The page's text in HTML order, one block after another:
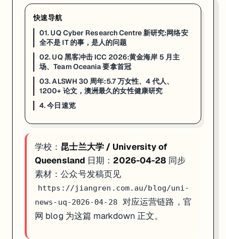
：澳洲女性健康纵向研究（ALSWH）4 月 22 日满 30 周年。
澳洲女性健康纵向研究（Australian Longitudinal Study on Women's
UQ 这边的负责人是 Professor Gita Mishra AO，她在 ALSWH 启动那
对走 Public Health / Epidemiology / Health Sciences 方向的学生，
来源：UQ News · 2026-04-22
4. 今日速览
01 · 网络安全治理
02 · ICC 2026 网络世界杯:5 月 18–21 日黄金海岸 The Star，
03 · ALSWH 30 周年 :5.7 万女性 / 4 代人 / 1200+ 论文 / 135 位
如果你在看 UQ 的申请、奖学金或研究机会，这篇可以直接当作今天的
快速导航
01. UQ Cyber Research Centre 新研究:网络安
全不是 IT 的事，是人的问题
02. UQ 黑客冲击 ICC 2026:黄金海岸 5 月主
场、Team Oceania 要拿首冠
03. ALSWH 30 周年:5.7 万女性、4 代人、
1200+ 论文，澳洲最久的女性健康研究
4. 今日速览
学校： 昆士兰大学 / University of
Queensland 日期： 2026-04-28 同步
素材：公众号发稿页见
https://jiangren.com.au/blog/uni-
news-uq-2026-04-28
对应运营链路，官
网 blog 为这篇 markdown 正文。